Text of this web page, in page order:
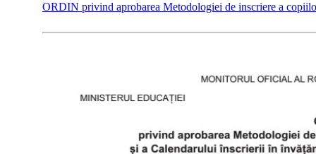
ORDIN privind aprobarea Metodologiei de inscriere a